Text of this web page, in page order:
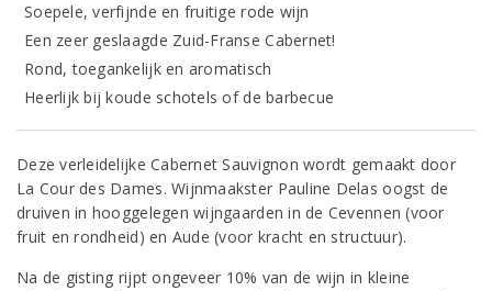
Soepele, verfijnde en fruitige rode wijn
Een zeer geslaagde Zuid-Franse Cabernet!
Rond, toegankelijk en aromatisch
Heerlijk bij koude schotels of de barbecue
Deze verleidelijke Cabernet Sauvignon wordt gemaakt door
La Cour des Dames. Wijnmaakster Pauline Delas oogst de
druiven in hooggelegen wijngaarden in de Cevennen (voor
fruit en rondheid) en Aude (voor kracht en structuur).
Na de gisting rijpt ongeveer 10% van de wijn in kleine